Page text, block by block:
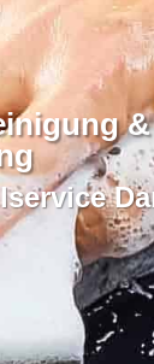
&